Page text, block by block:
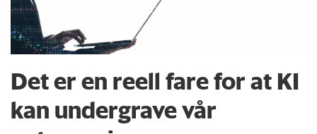
Det er en reell fare for at KI
kan undergrave vår